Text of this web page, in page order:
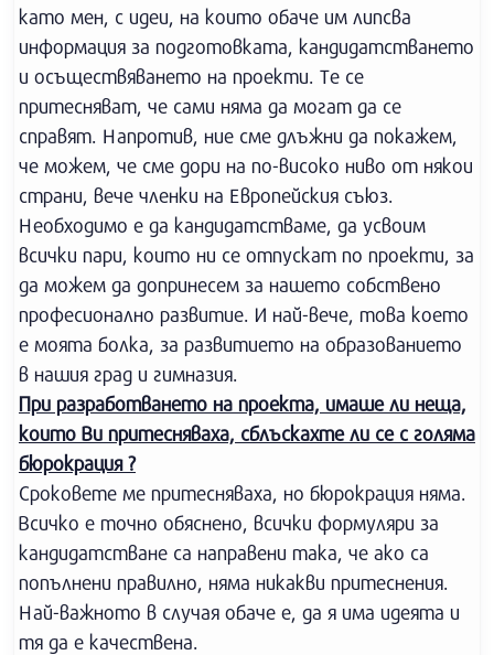
като мен, с идеи, на които обаче им липсва
информация за подготовката, кандидатстването
и осъществяването на проекти. Те се
притесняват, че сами няма да могат да се
справят. Напротив, ние сме длъжни да покажем,
че можем, че сме дори на по-високо ниво от някои
страни, вече членки на Европейския съюз.
Необходимо е да кандидатстваме, да усвоим
всички пари, които ни се отпускат по проекти, за
да можем да допринесем за нашето собствено
професионално развитие. И най-вече, това което
е моята болка, за развитието на образованието
в нашия град и гимназия.
При разработването на проекта, имаше ли неща,
които Ви притесняваха, сблъскахте ли се с голяма
бюрокрация ?
Сроковете ме притесняваха, но бюрокрация няма.
Всичко е точно обяснено, всички формуляри за
кандидатстване са направени така, че ако са
попълнени правилно, няма никакви притеснения.
Най-важното в случая обаче е, да я има идеята и
тя да е качествена.